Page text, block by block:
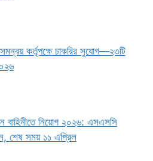
সমন্বয় কর্তৃপক্ষে চাকরির সুযোগ—২৩টি
বাহিনীতে নিয়োগ ২০২৬: এসএসসি
শেষ সময় ১১ এপ্রিল